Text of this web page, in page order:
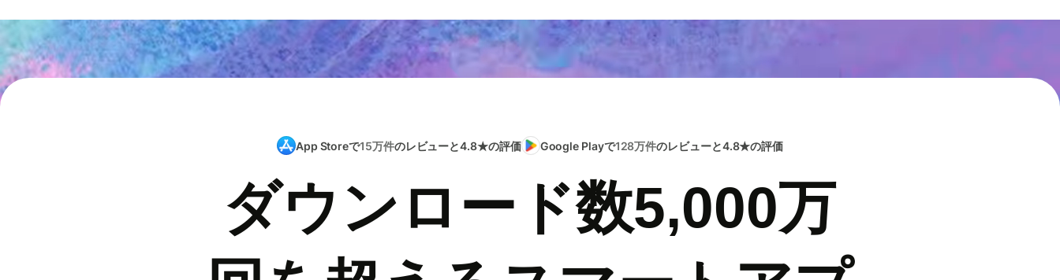
App Storeで15万件のレビューと4.8★の評価 Google Playで128万件のレビューと4.8★の評価
ダウンロード数5,000万